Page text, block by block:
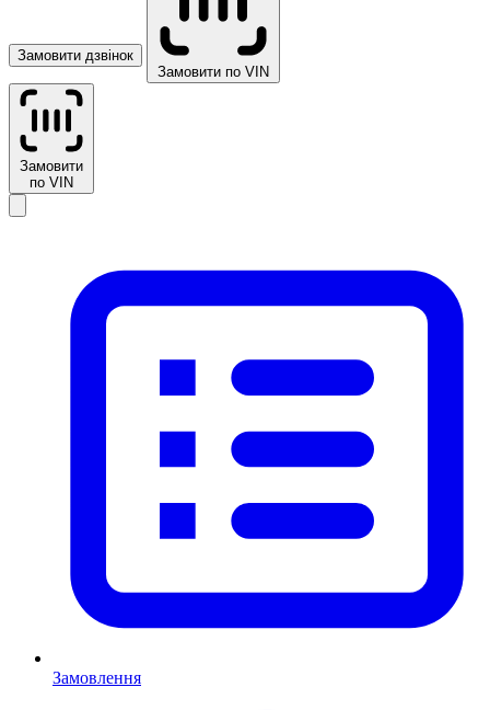
Замовити дзвінок
Замовити по VIN
Замовити
по VIN
Замовлення